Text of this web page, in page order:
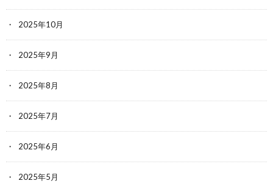
2025年10月
2025年9月
2025年8月
2025年7月
2025年6月
2025年5月